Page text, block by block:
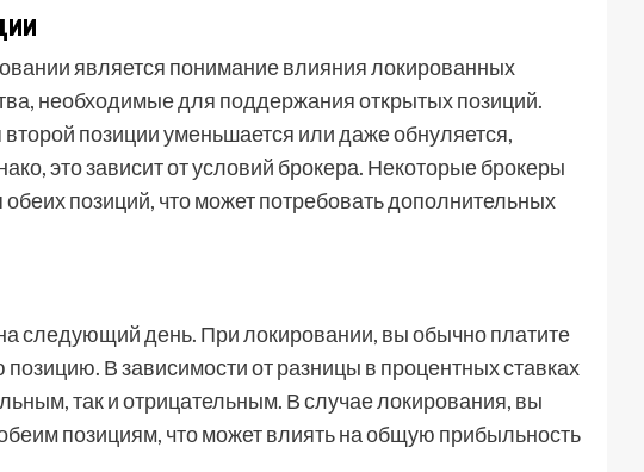
является понимание влияния локированных
необходимые для поддержания открытых позиций.
позиции уменьшается или даже обнуляется,
это зависит от условий брокера. Некоторые брокеры
позиций, что может потребовать дополнительных
следующий день. При локировании, вы обычно платите
позицию. В зависимости от разницы в процентных ставках
так и отрицательным. В случае локирования, вы
позициям, что может влиять на общую прибыльность